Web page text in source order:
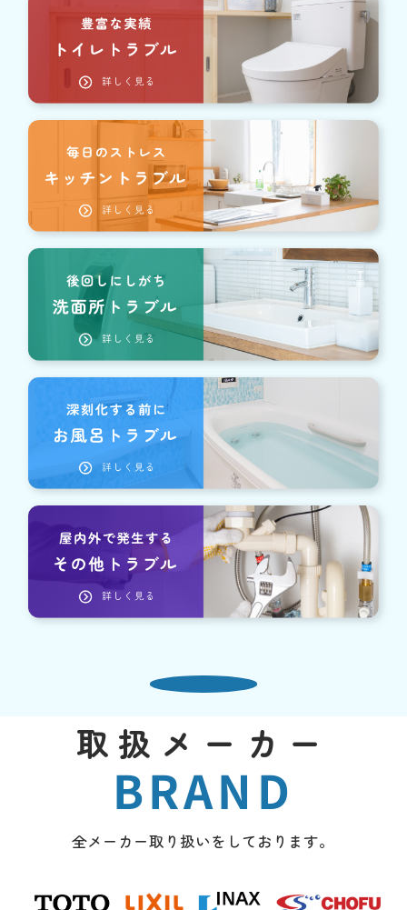
取扱メーカー
BRAND
全メーカー取り扱いをしております。